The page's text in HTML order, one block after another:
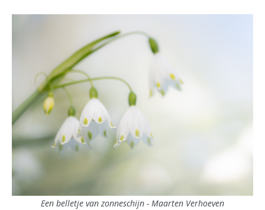
Een belletje van zonneschijn - Maarten Verhoeven